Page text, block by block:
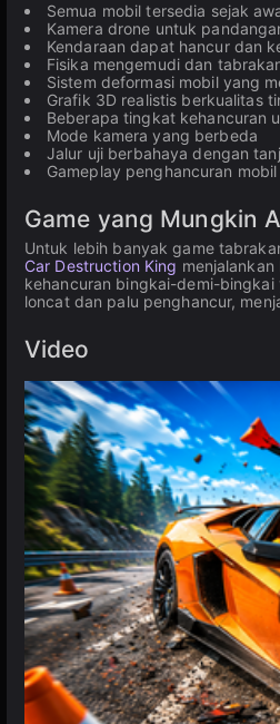
Semua mobil tersedia sejak
Kamera drone untuk
Kendaraan dapat hancur dan
Fisika mengemudi dan
Sistem deformasi mobil yang
Grafik 3D realistis berkualitas
Beberapa tingkat kehancuran
Mode kamera yang berbeda
Jalur uji berbahaya dengan
Gameplay penghancuran
Game yang Mungkin
Untuk lebih banyak game
Car Destruction King
kehancuran bingkai-demi-bingkai
loncat dan palu penghancur,
Video